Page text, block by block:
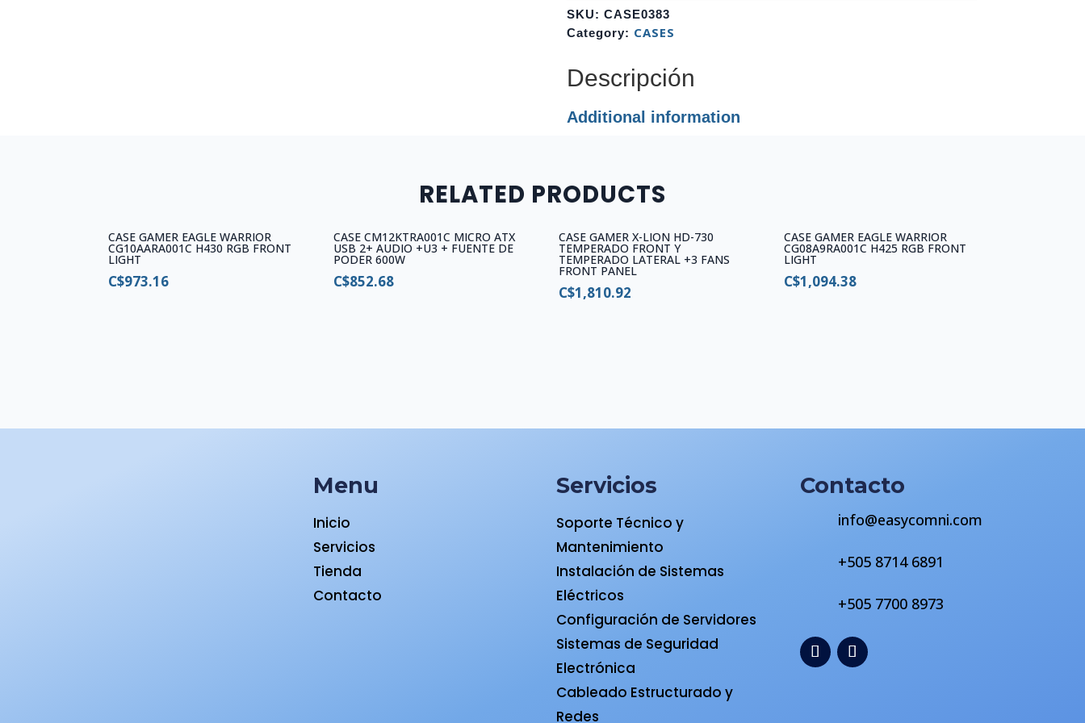
AIR
MID-
WHITE
ARGB
WHCWW
SKU: CASE0383
Category: CASES
Descripción
Additional information
RELATED PRODUCTS
CASE GAMER EAGLE WARRIOR
CG10AARA001C H430 RGB FRONT
LIGHT
C$973.16
CASE CM12KTRA001C MICRO ATX
USB 2+ AUDIO +U3 + FUENTE DE
PODER 600W
C$852.68
CASE GAMER X-LION HD-730
TEMPERADO FRONT Y
TEMPERADO LATERAL +3 FANS
FRONT PANEL
C$1,810.92
CASE GAMER EAGLE WARRIOR
CG08A9RA001C H425 RGB FRONT
LIGHT
C$1,094.38
Menu
Inicio
Servicios
Tienda
Contacto
Servicios
Soporte Técnico y
Mantenimiento
Instalación de Sistemas
Eléctricos
Configuración de Servidores
Sistemas de Seguridad
Electrónica
Cableado Estructurado y
Redes
Contacto
info@easycomni.com
+505 8714 6891
+505 7700 8973